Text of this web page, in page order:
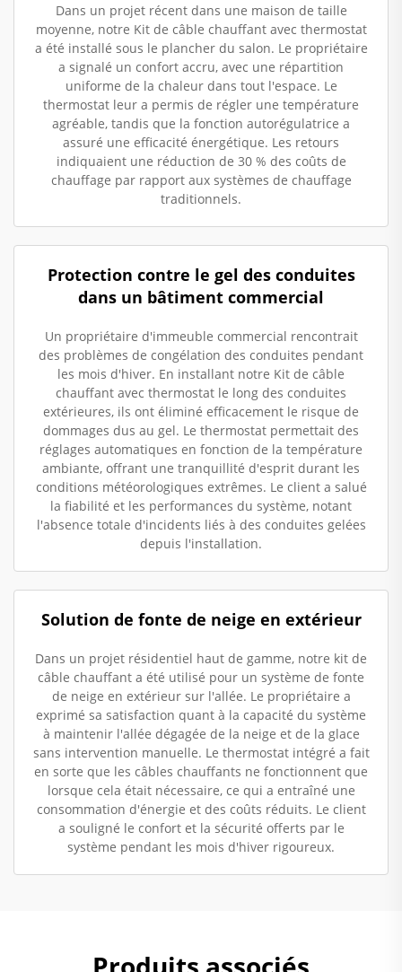
Dans un projet récent dans une maison de taille
moyenne, notre Kit de câble chauffant avec thermostat
a été installé sous le plancher du salon. Le propriétaire
a signalé un confort accru, avec une répartition
uniforme de la chaleur dans tout l'espace. Le
thermostat leur a permis de régler une température
agréable, tandis que la fonction autorégulatrice a
assuré une efficacité énergétique. Les retours
indiquaient une réduction de 30 % des coûts de
chauffage par rapport aux systèmes de chauffage
traditionnels.
Protection contre le gel des conduites
dans un bâtiment commercial
Un propriétaire d'immeuble commercial rencontrait
des problèmes de congélation des conduites pendant
les mois d'hiver. En installant notre Kit de câble
chauffant avec thermostat le long des conduites
extérieures, ils ont éliminé efficacement le risque de
dommages dus au gel. Le thermostat permettait des
réglages automatiques en fonction de la température
ambiante, offrant une tranquillité d'esprit durant les
conditions météorologiques extrêmes. Le client a salué
la fiabilité et les performances du système, notant
l'absence totale d'incidents liés à des conduites gelées
depuis l'installation.
Solution de fonte de neige en extérieur
Dans un projet résidentiel haut de gamme, notre kit de
câble chauffant a été utilisé pour un système de fonte
de neige en extérieur sur l'allée. Le propriétaire a
exprimé sa satisfaction quant à la capacité du système
à maintenir l'allée dégagée de la neige et de la glace
sans intervention manuelle. Le thermostat intégré a fait
en sorte que les câbles chauffants ne fonctionnent que
lorsque cela était nécessaire, ce qui a entraîné une
consommation d'énergie et des coûts réduits. Le client
a souligné le confort et la sécurité offerts par le
système pendant les mois d'hiver rigoureux.